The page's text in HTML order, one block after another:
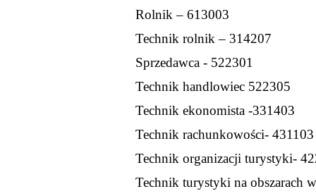
Rolnik – 613003
Technik rolnik – 314207
Sprzedawca - 522301
Technik handlowiec 522305
Technik ekonomista -331403
Technik rachunkowości- 431103
Technik organizacji turystyki-
Technik turystyki na obszarach